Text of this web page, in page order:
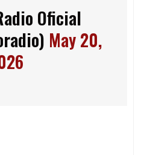
Oficial
May 20,